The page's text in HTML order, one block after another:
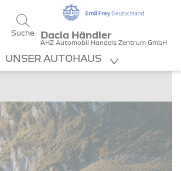
Suche Dacia Händler
AHZ Automobil Handels Zentrum GmbH
UNSER AUTOHAUS